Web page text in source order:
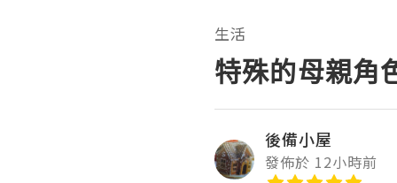
生活
特殊的母親角
後備小屋
發佈於 12小時前